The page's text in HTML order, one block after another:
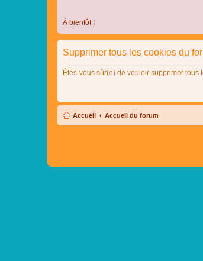
À bientôt !
Supprimer tous les cookies du
Êtes-vous sûr(e) de vouloir supprimer tous
Accueil Accueil du forum